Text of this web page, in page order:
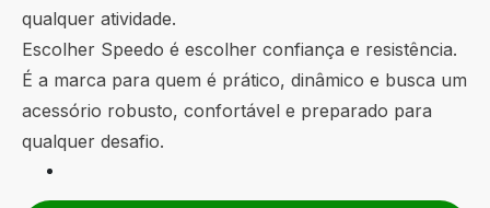
qualquer atividade.
Escolher Speedo é escolher confiança e resistência.
É a marca para quem é prático, dinâmico e busca um
acessório robusto, confortável e preparado para
qualquer desafio.